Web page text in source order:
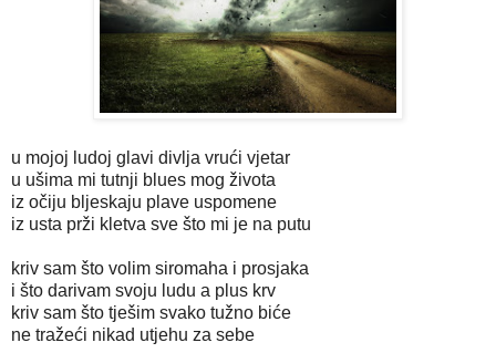
u mojoj ludoj glavi divlja vrući vjetar
u ušima mi tutnji blues mog života
iz očiju bljeskaju plave uspomene
iz usta prži kletva sve što mi je na putu
kriv sam što volim siromaha i prosjaka
i što darivam svoju ludu a plus krv
kriv sam što tješim svako tužno biće
ne tražeći nikad utjehu za sebe